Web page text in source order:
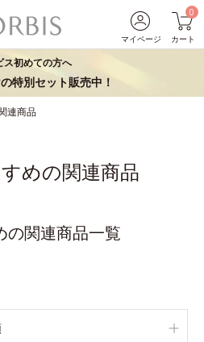
マイページ
0
カート
ス初めての方へ
特別セット販売中！
連商品
めの関連商品
の関連商品一覧